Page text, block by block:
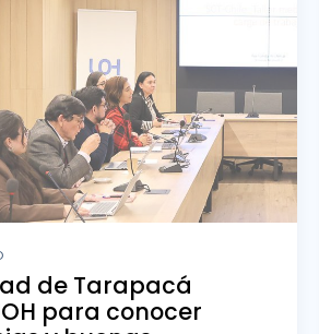
de Tarapacá
para conocer